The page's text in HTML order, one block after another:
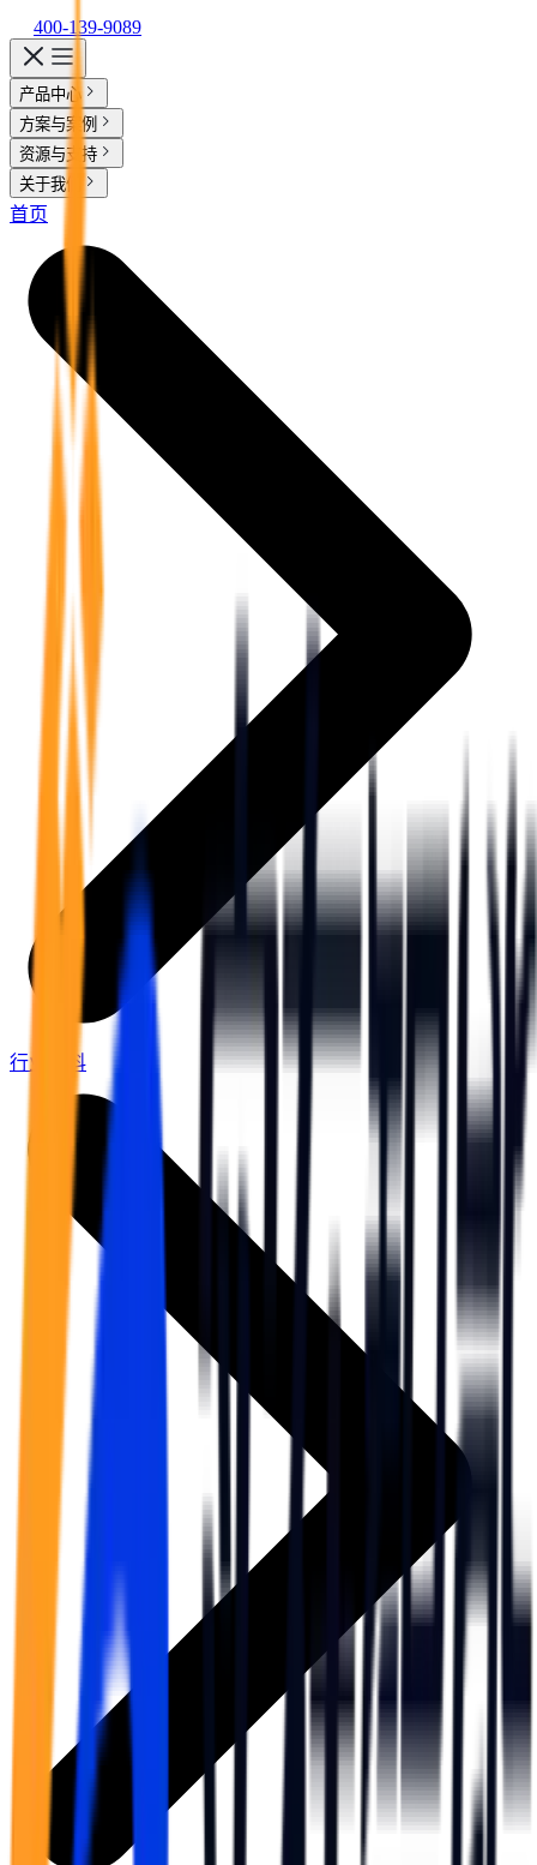
400-139-9089
产品中心
实在 AI
实在 Agent
人人都会用的智能体
Tars 大模型
自研大模型赋能全系产品
IDP 文档审阅
智能文档审阅平台
实在 RPA 套件
实在 RPA 设计器
让自动化搭建像点选一样简单
实在 RPA 机器人
可靠的机器人终端
强大的智能中枢
实在信创 RPA
实在取数宝
方案与案例
客户案例
金融服务商
通信运营商
零售电商
跨境电商
政府及公共服务
医药行业
行业解决方案
金融
资质审核 | 数据查询 | 保险理赔 | 薪金报表
客服坐席 | 自动跟单 | 系统运维 | 智能审核
店铺运营 | 私域运营 | 数据运营 | 仓储管理
统计税务 | 行政审批 | 基层减负 | 优化营商
烟草
资质审核 | 合同审核 | 一项一卷 | 智慧人力
订单生成 | 库存管控 | 物流监控 | 风险监测
司法
智能辅办 | 要素提取 | 自动立案 | 流程智动
人才培养 | 智能教具 | 智能实训 | 课程共创
智能票据 | 自动报税 | 自动存单 | 智能审计
资源与支持
实在学院 实在社区
支持
关于我们
关于实在
首页
行业百科